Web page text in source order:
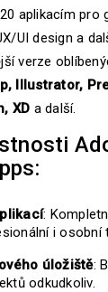
aplikacím pro
UI design a
verze
Illustrator,
XD a další.
:
i osobní
úložiště:
odkudkoliv.